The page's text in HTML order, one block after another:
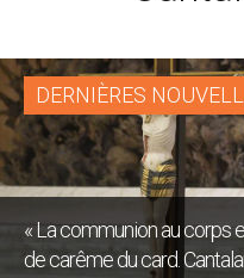
DERNIÈRES
« La communion au corps
de carême du card.